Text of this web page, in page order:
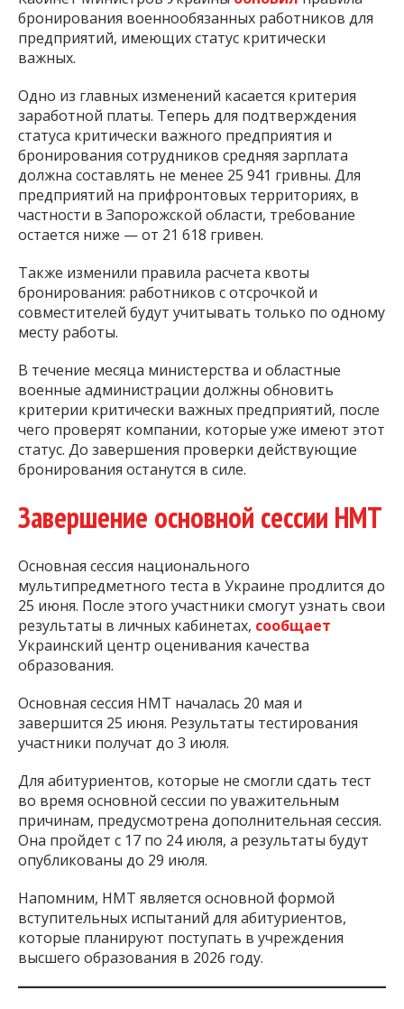
бронирования военнообязанных работников для
предприятий, имеющих статус критически
важных.
Одно из главных изменений касается критерия
заработной платы. Теперь для подтверждения
статуса критически важного предприятия и
бронирования сотрудников средняя зарплата
должна составлять не менее 25 941 гривны. Для
предприятий на прифронтовых территориях, в
частности в Запорожской области, требование
остается ниже — от 21 618 гривен.
Также изменили правила расчета квоты
бронирования: работников с отсрочкой и
совместителей будут учитывать только по одному
месту работы.
В течение месяца министерства и областные
военные администрации должны обновить
критерии критически важных предприятий, после
чего проверят компании, которые уже имеют этот
статус. До завершения проверки действующие
бронирования останутся в силе.
Завершение основной сессии НМТ
Основная сессия национального
мультипредметного теста в Украине продлится до
25 июня. После этого участники смогут узнать свои
результаты в личных кабинетах, сообщает
Украинский центр оценивания качества
образования.
Основная сессия НМТ началась 20 мая и
завершится 25 июня. Результаты тестирования
участники получат до 3 июля.
Для абитуриентов, которые не смогли сдать тест
во время основной сессии по уважительным
причинам, предусмотрена дополнительная сессия.
Она пройдет с 17 по 24 июля, а результаты будут
опубликованы до 29 июля.
Напомним, НМТ является основной формой
вступительных испытаний для абитуриентов,
которые планируют поступать в учреждения
высшего образования в 2026 году.